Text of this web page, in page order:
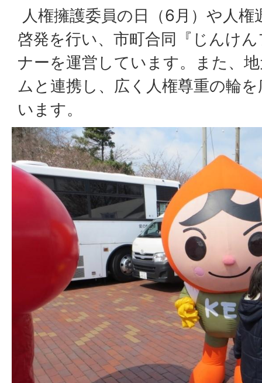
人権擁護委員の日（6月）や人
啓発を行い、市町合同『じんけ
ナーを運営しています。また、
ムと連携し、広く人権尊重の輪
います。